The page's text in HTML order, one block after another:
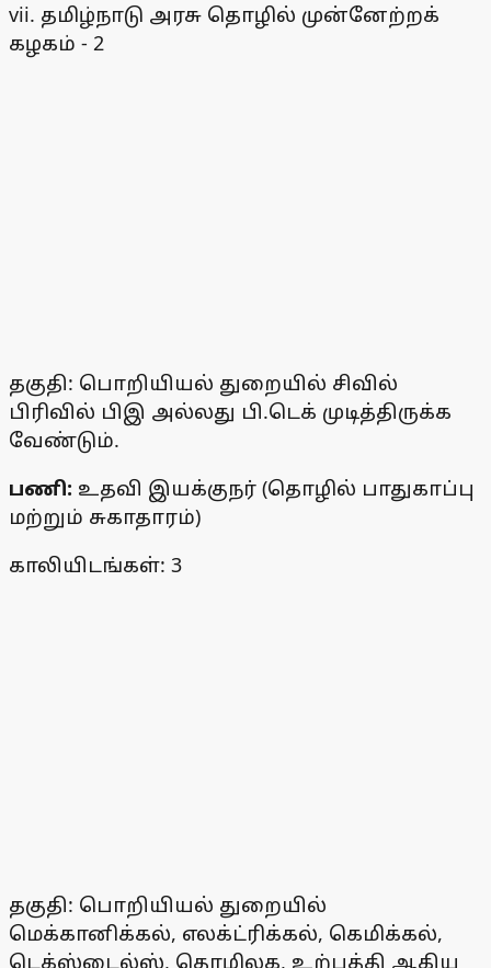
vii. தமிழ்நாடு அரசு தொழில் முன்னேற்றக்
கழகம் - 2
தகுதி: பொறியியல் துறையில் சிவில்
பிரிவில் பிஇ அல்லது பி.டெக் முடித்திருக்க
வேண்டும்.
பணி: உதவி இயக்குநர் (தொழில் பாதுகாப்பு
மற்றும் சுகாதாரம்)
காலியிடங்கள்: 3
தகுதி: பொறியியல் துறையில்
மெக்கானிக்கல், எலக்ட்ரிக்கல், கெமிக்கல்,
டெக்ஸ்டைல்ஸ், தொழிலக, உற்பத்தி ஆகிய